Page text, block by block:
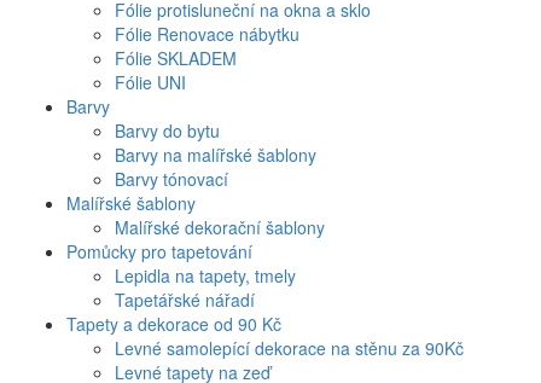
Fólie protisluneční na okna a sklo
Fólie Renovace nábytku
Fólie SKLADEM
Fólie UNI
Barvy
Barvy do bytu
Barvy na malířské šablony
Barvy tónovací
Malířské šablony
Malířské dekorační šablony
Pomůcky pro tapetování
Lepidla na tapety, tmely
Tapetářské nářadí
Tapety a dekorace od 90 Kč
Levné samolepící dekorace na stěnu za 90Kč
Levné tapety na zeď